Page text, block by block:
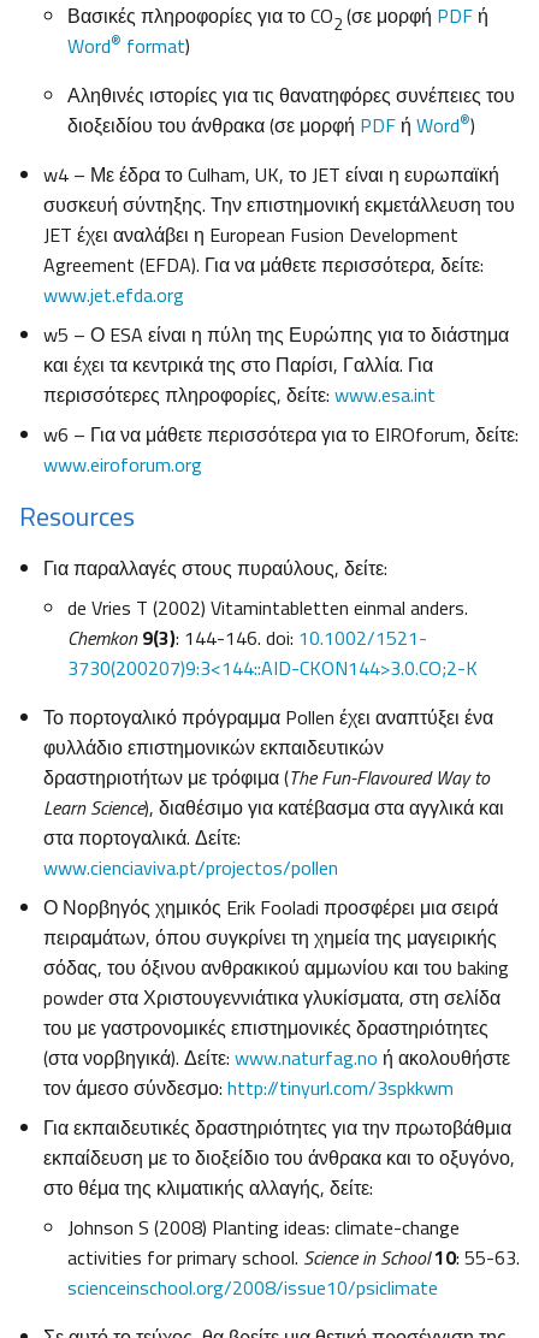
Βασικές πληροφορίες για το CO2 (σε μορφή PDF ή
Word® format)
Αληθινές ιστορίες για τις θανατηφόρες συνέπειες του
διοξειδίου του άνθρακα (σε μορφή PDF ή Word®)
w4 – Με έδρα το Culham, UK, το JET είναι η ευρωπαϊκή
συσκευή σύντηξης. Την επιστημονική εκμετάλλευση του
JET έχει αναλάβει η European Fusion Development
Agreement (EFDA). Για να μάθετε περισσότερα, δείτε:
www.jet.efda.org
w5 – Ο ESA είναι η πύλη της Ευρώπης για το διάστημα
και έχει τα κεντρικά της στο Παρίσι, Γαλλία. Για
περισσότερες πληροφορίες, δείτε: www.esa.int
w6 – Για να μάθετε περισσότερα για το EIROforum, δείτε:
www.eiroforum.org
Resources
Για παραλλαγές στους πυραύλους, δείτε:
de Vries T (2002) Vitamintabletten einmal anders.
Chemkon 9(3): 144-146. doi: 10.1002/1521-
3730(200207)9:3<144::AID-CKON144>3.0.CO;2-K
Το πορτογαλικό πρόγραμμα Pollen έχει αναπτύξει ένα
φυλλάδιο επιστημονικών εκπαιδευτικών
δραστηριοτήτων με τρόφιμα (The Fun-Flavoured Way to
Learn Science), διαθέσιμο για κατέβασμα στα αγγλικά και
στα πορτογαλικά. Δείτε:
www.cienciaviva.pt/projectos/pollen
Ο Νορβηγός χημικός Erik Fooladi προσφέρει μια σειρά
πειραμάτων, όπου συγκρίνει τη χημεία της μαγειρικής
σόδας, του όξινου ανθρακικού αμμωνίου και του baking
powder στα Χριστουγεννιάτικα γλυκίσματα, στη σελίδα
του με γαστρονομικές επιστημονικές δραστηριότητες
(στα νορβηγικά). Δείτε: www.naturfag.no ή ακολουθήστε
τον άμεσο σύνδεσμο: http://tinyurl.com/3spkkwm
Για εκπαιδευτικές δραστηριότητες για την πρωτοβάθμια
εκπαίδευση με το διοξείδιο του άνθρακα και το οξυγόνο,
στο θέμα της κλιματικής αλλαγής, δείτε:
Johnson S (2008) Planting ideas: climate-change
activities for primary school. Science in School10: 55-63.
scienceinschool.org/2008/issue10/psiclimate